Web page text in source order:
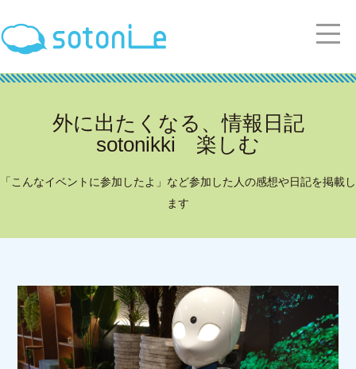
外に出たくなる、情報日記
sotonikki 楽しむ
「こんなイベントに参加したよ」など参加した人の感想や日記を掲載し
ます